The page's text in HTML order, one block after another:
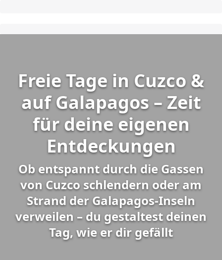
Freie Tage in Cuzco &
auf Galapagos – Zeit
für deine eigenen
Entdeckungen
Ob entspannt durch die Gassen
von Cuzco schlendern oder am
Strand der Galapagos-Inseln
verweilen – du gestaltest deinen
Tag, wie er dir gefällt